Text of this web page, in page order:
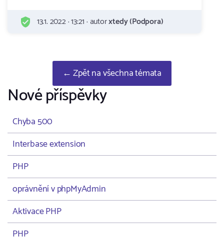
13.1. 2022 · 13:21 · autorxtedy (Podpora)
← Zpět na všechna témata
Nové příspěvky
Chyba 500
Interbase extension
PHP
oprávnění v phpMyAdmin
Aktivace PHP
PHP